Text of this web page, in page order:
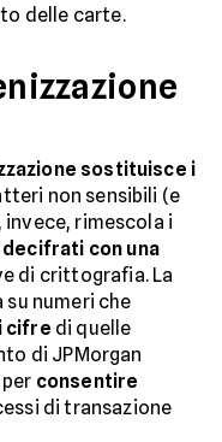
delle carte.
sostituisce i
non sensibili (e
invece, rimescola i
decifrati con una
di crittografia. La
su numeri che
cifre di quelle
di JPMorgan
consentire
di transazione